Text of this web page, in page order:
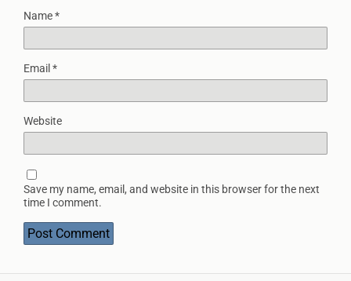
Name*
Email *
Website
Save my name, email, and website in this browser for the next
time I comment.